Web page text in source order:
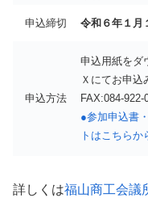
申込締切 令和６年１月
申込方法
申込用紙をダ
Ｘにてお申込
FAX:084-922-
●参加申込書
トはこちらか
詳しくは福山商工会議